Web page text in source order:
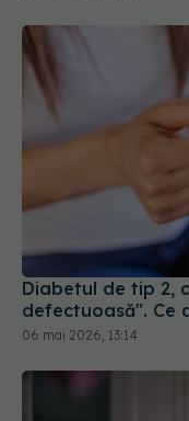
Diabetul de tip 2,
defectuoasă". Ce
06 mai 2026, 13:14